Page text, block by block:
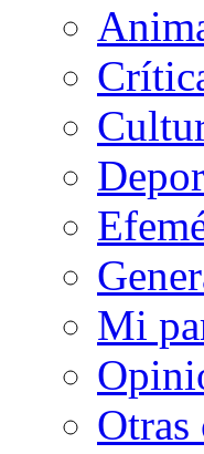
Mi
Otras